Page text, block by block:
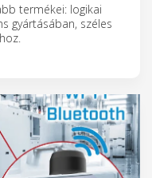
termékei: logikai
gyártásában, széles